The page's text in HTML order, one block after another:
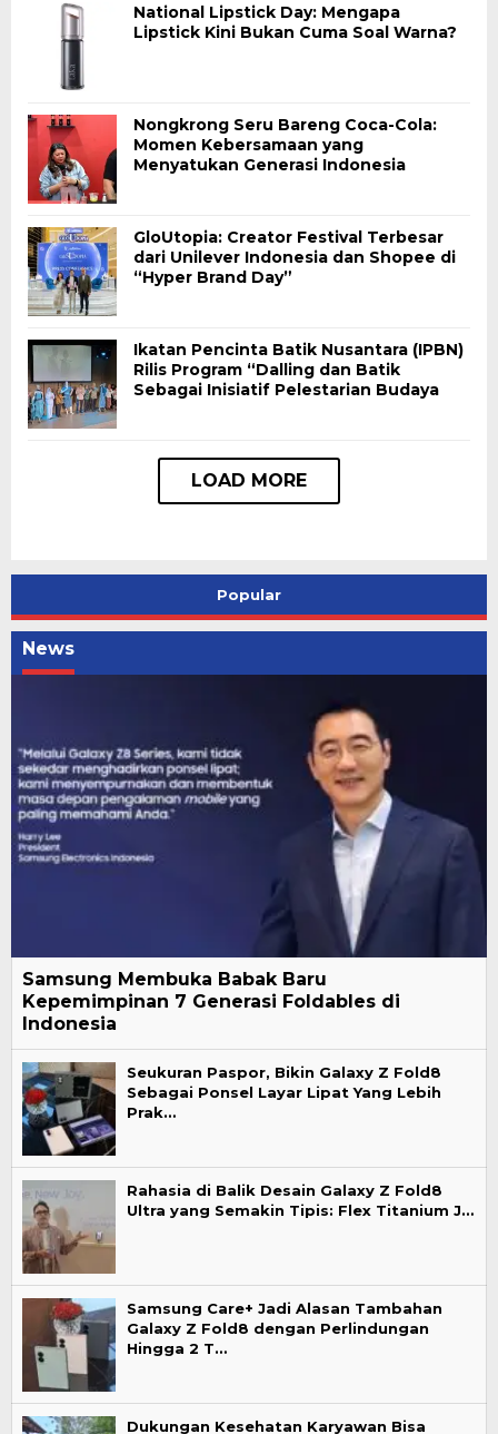
National Lipstick Day: Mengapa
Lipstick Kini Bukan Cuma Soal Warna?
Nongkrong Seru Bareng Coca-Cola:
Momen Kebersamaan yang
Menyatukan Generasi Indonesia
GloUtopia: Creator Festival Terbesar
dari Unilever Indonesia dan Shopee di
“Hyper Brand Day”
Ikatan Pencinta Batik Nusantara (IPBN)
Rilis Program “Dalling dan Batik
Sebagai Inisiatif Pelestarian Budaya
Popular
News
Samsung Membuka Babak Baru
Kepemimpinan 7 Generasi Foldables di
Indonesia
Seukuran Paspor, Bikin Galaxy Z Fold8
Sebagai Ponsel Layar Lipat Yang Lebih
Prak…
Rahasia di Balik Desain Galaxy Z Fold8
Ultra yang Semakin Tipis: Flex Titanium J…
Samsung Care+ Jadi Alasan Tambahan
Galaxy Z Fold8 dengan Perlindungan
Hingga 2 T…
Dukungan Kesehatan Karyawan Bisa